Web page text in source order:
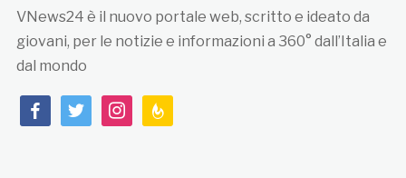
VNews24 è il nuovo portale web, scritto e ideato da
giovani, per le notizie e informazioni a 360° dall’Italia e
dal mondo
facebooktwitterinstagramfeedburner